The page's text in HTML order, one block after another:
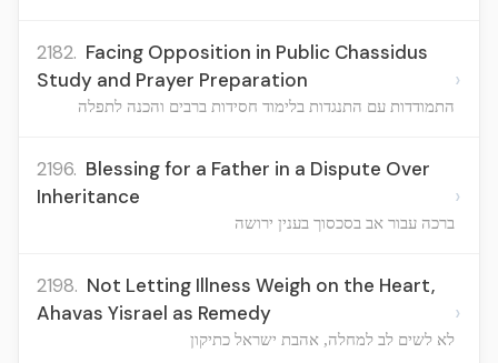
2182. Facing Opposition in Public Chassidus
Study and Prayer Preparation
התמודדות עם התנגדות בלימוד חסידות ברבים והכנה לתפלה
›
2196. Blessing for a Father in a Dispute Over
Inheritance
ברכה עבור אב בסכסוך בענין ירושה
›
2198. Not Letting Illness Weigh on the Heart,
Ahavas Yisrael as Remedy
לא לשים לב למחלה, אהבת ישראל כתיקון
›